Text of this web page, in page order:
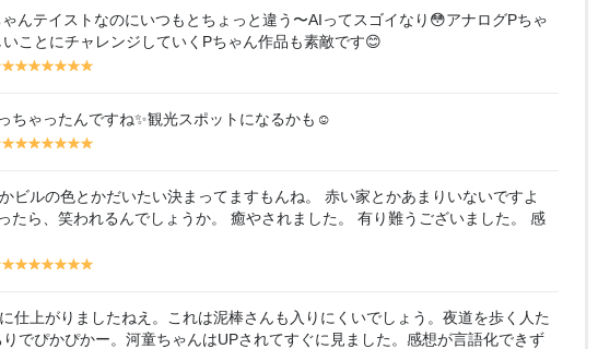
lo
w
lo
w
lo
w
lo
w
lo
w
lo
w
lo
w
んテイストなのにいつもとちょっと違う〜AIってスゴイなり😳アナログPちゃ
ことにチャレンジしていくPちゃん作品も素敵です😊
y y
lo
w
y
lo
w
y
lo
w
y
w
y
lo
w
y
lo
w
lo
w
ちゃったんですね✨観光スポットになるかも☺️
y y
lo
y
lo
w
y
lo
w
y
lo
y
lo
w
y
lo
w
lo
w
ビルの色とかだいたい決まってますもんね。 赤い家とかあまりいないですよ
たら、笑われるんでしょうか。 癒やされました。 有り難うございました。 感
y y
lo
w
y
lo
w
y
lo
w
y
lo
w
y
lo
w
y
lo
w
lo
w
仕上がりましたねえ。これは泥棒さんも入りにくいでしょう。夜道を歩く人た
でぴかぴかー。河童ちゃんはUPされてすぐに見ました。感想が言語化できず